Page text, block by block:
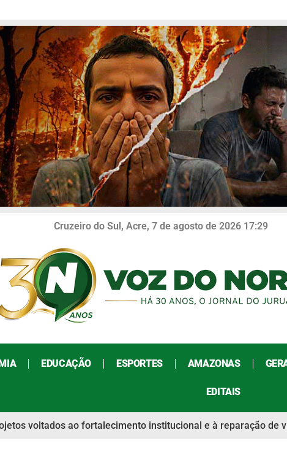
Cruzeiro do Sul, Acre, 7 de agosto de 2026 17:29
EDUCAÇÃO ESPORTES AMAZONAS
EDITAIS
voltados ao fortalecimento institucional e à reparação de